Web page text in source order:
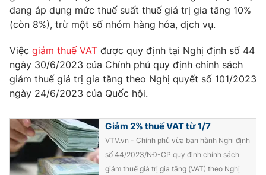
Theo dõi báo trên
Cơ quan chủ quản:
Đài Truyền hình Việt Nam
Cơ quan báo chí: Thời báo VTV
Giấy phép hoạt động báo in và báo điện tử số 483/GP-BTTTT
Tổng Biên tập:Vũ Thanh Thủy
Phó Tổng Biên tập:Nguyễn Thị Mỹ Hạnh, Phạm Quốc Thắng,
Nguyễn Trọng Ninh
Tổng đài VTV:024.38 355 931 - 024.38 355 932
đang áp dụng mức thuế suất thuế giá trị gia tăng 10%
(còn 8%), trừ một số nhóm hàng hóa, dịch vụ.
Việc giảm thuế VAT được quy định tại Nghị định số 44
ngày 30/6/2023 của Chính phủ quy định chính sách
giảm thuế giá trị gia tăng theo Nghị quyết số 101/2023
ngày 24/6/2023 của Quốc hội.
Giảm 2% thuế VAT từ 1/7
VTV.vn - Chính phủ vừa ban hành Nghị định
số 44/2023/NĐ-CP quy định chính sách
giảm thuế giá trị gia tăng (VAT) theo Nghị